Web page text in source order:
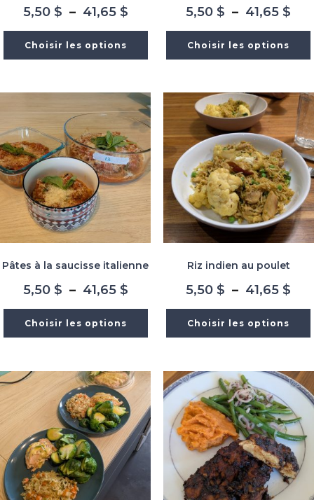
5,50 $ – 41,65 $Plage
5,50 $
Choisir les options
5,50 $ – 41,65 $
Choisir les options
Pâtes à la saucisse italienne
5,50 $ – 41,65 $Plage
de
5,50 $
Choisir les options
Riz indien au poulet
5,50 $ – 41,65 $
de
Choisir les options